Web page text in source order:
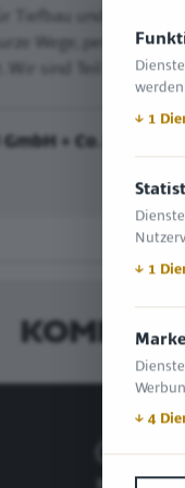
Tiefbau und
Wege, persönliche
Wir sind Teil der
+ Co. KG
↓ 1
↓ 1
↓ 4